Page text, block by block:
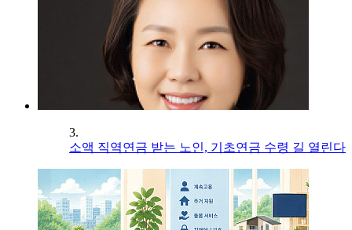
3.
소액 직역연금 받는 노인, 기초연금 수령 길 열린다